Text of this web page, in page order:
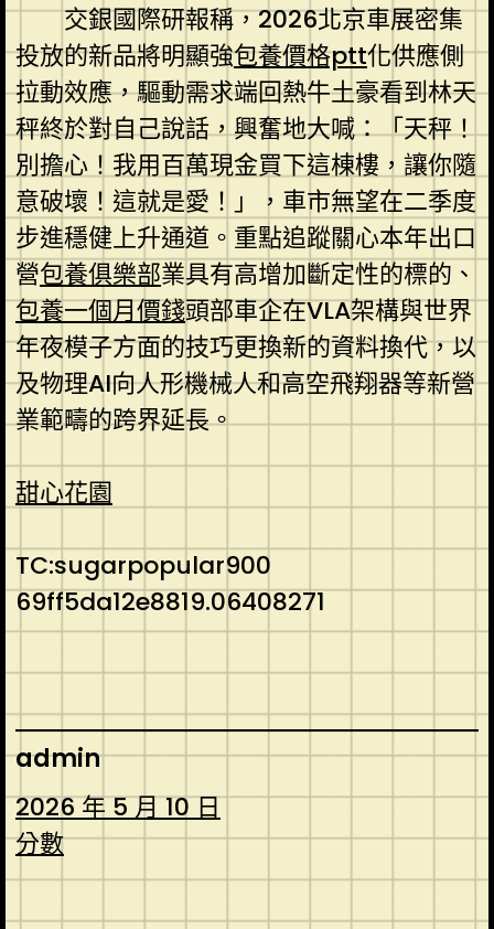
交銀國際研報稱，2026北京車展密集
投放的新品將明顯強包養價格ptt化供應側
拉動效應，驅動需求端回熱牛土豪看到林天
秤終於對自己說話，興奮地大喊：「天秤！
別擔心！我用百萬現金買下這棟樓，讓你隨
意破壞！這就是愛！」，車市無望在二季度
步進穩健上升通道。重點追蹤關心本年出口
營包養俱樂部業具有高增加斷定性的標的、
包養一個月價錢頭部車企在VLA架構與世界
年夜模子方面的技巧更換新的資料換代，以
及物理AI向人形機械人和高空飛翔器等新營
業範疇的跨界延長。
甜心花園
TC:sugarpopular900
69ff5da12e8819.06408271
admin
2026 年 5 月 10 日
分數